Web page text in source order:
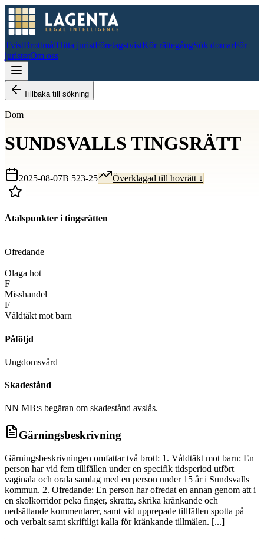
TvistBrottmålHitta juristFöretagstvistKör rättegångSök domarFör
juristerOm oss
Tillbaka till sökning
Dom
SUNDSVALLS TINGSRÄTT
2025-08-07B 523-25 Överklagad till hovrätt ↓
Åtalspunkter i tingsrätten
Ofredande
Olaga hot
F
Misshandel
F
Våldtäkt mot barn
Påföljd
Ungdomsvård
Skadestånd
NN MB:s begäran om skadestånd avslås.
Gärningsbeskrivning
Gärningsbeskrivningen omfattar två brott: 1. Våldtäkt mot barn: En
person har vid fem tillfällen under en specifik tidsperiod utfört
vaginala och orala samlag med en person under 15 år i Sundsvalls
kommun. 2. Ofredande: En person har ofredat en annan genom att i
en skolkorridor peka finger, skratta, skrika kränkande och
nedsättande kommentarer, samt vid upprepade tillfällen spotta på
och verbalt samt skriftligt kalla för kränkande tillmälen. [...]